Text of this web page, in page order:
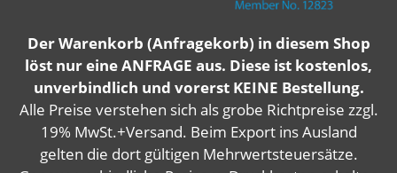
Der Warenkorb (Anfragekorb) in diesem Shop
löst nur eine ANFRAGE aus. Diese ist kostenlos,
unverbindlich und vorerst KEINE Bestellung.
Alle Preise verstehen sich als grobe Richtpreise zzgl.
19% MwSt.+Versand. Beim Export ins Ausland
gelten die dort gültigen Mehrwertsteuersätze.